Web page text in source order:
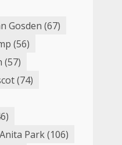
Gosden (67)
(56)
(57)
(74)
Park(106)